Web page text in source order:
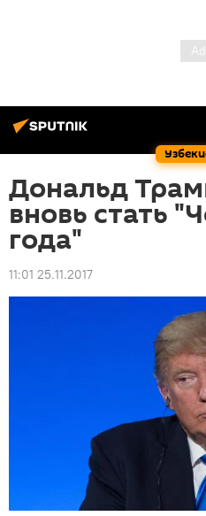
Дональд
вновь стать
года"
11:01 25.11.2017